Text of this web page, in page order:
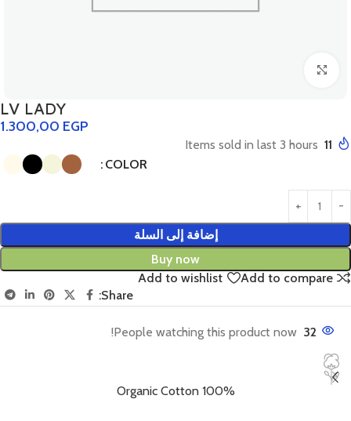
LV LADY
1.300,00 EGP
11
Items sold in last 3 hours
COLOR
إضافة إلى السلة
Buy now
Add to compare
Add to wishlist
Share:
32
People watching this product now!
100% Organic Cotton